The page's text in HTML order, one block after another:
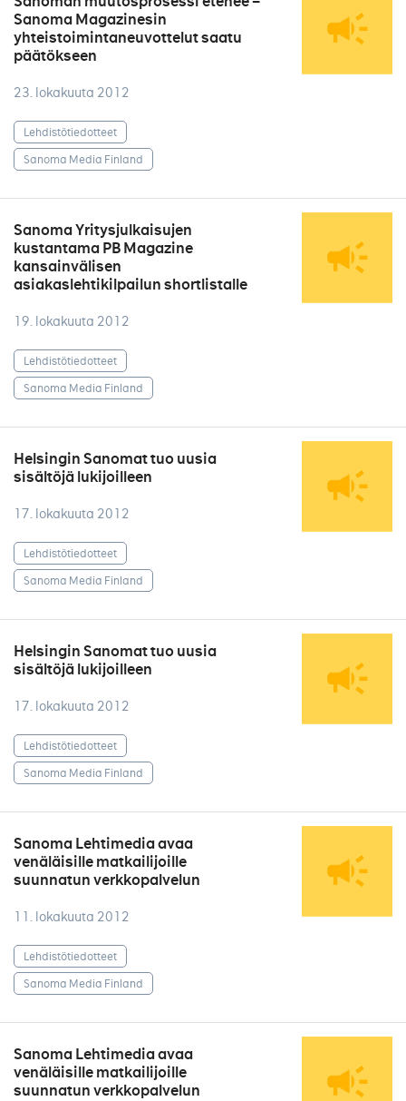
Sanoma Magazinesin
yhteistoimintaneuvottelut saatu
päätökseen
23. lokakuuta 2012
Lehdistötiedotteet
Sanoma Media Finland
Sanoma Yritysjulkaisujen
kustantama PB Magazine
kansainvälisen
asiakaslehtikilpailun shortlistalle
19. lokakuuta 2012
Lehdistötiedotteet
Sanoma Media Finland
Helsingin Sanomat tuo uusia
sisältöjä lukijoilleen
17. lokakuuta 2012
Lehdistötiedotteet
Sanoma Media Finland
Helsingin Sanomat tuo uusia
sisältöjä lukijoilleen
17. lokakuuta 2012
Lehdistötiedotteet
Sanoma Media Finland
Sanoma Lehtimedia avaa
venäläisille matkailijoille
suunnatun verkkopalvelun
11. lokakuuta 2012
Lehdistötiedotteet
Sanoma Media Finland
Sanoma Lehtimedia avaa
venäläisille matkailijoille
suunnatun verkkopalvelun